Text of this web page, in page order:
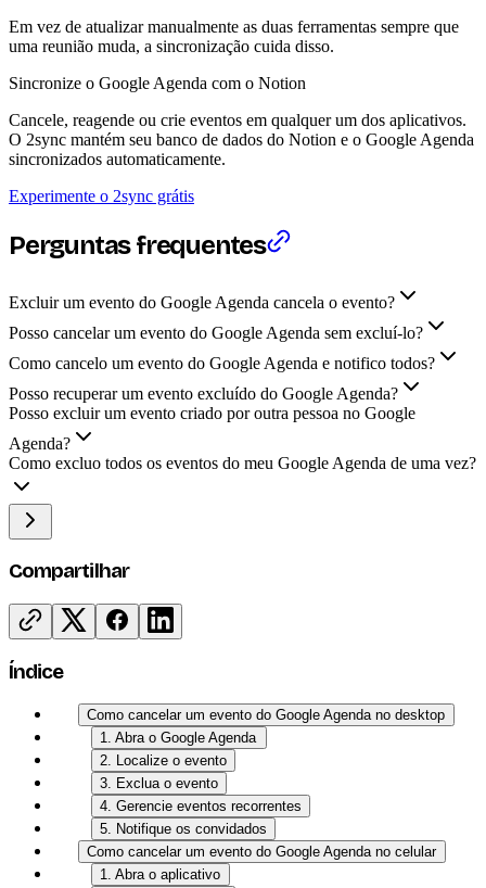
Em vez de atualizar manualmente as duas ferramentas sempre que
uma reunião muda, a sincronização cuida disso.
Sincronize o Google Agenda com o Notion
Cancele, reagende ou crie eventos em qualquer um dos aplicativos.
O 2sync mantém seu banco de dados do Notion e o Google Agenda
sincronizados automaticamente.
Experimente o 2sync grátis
Perguntas frequentes
Excluir um evento do Google Agenda cancela o evento?
Posso cancelar um evento do Google Agenda sem excluí-lo?
Como cancelo um evento do Google Agenda e notifico todos?
Posso recuperar um evento excluído do Google Agenda?
Posso excluir um evento criado por outra pessoa no Google
Agenda?
Como excluo todos os eventos do meu Google Agenda de uma vez?
Compartilhar
Índice
Como cancelar um evento do Google Agenda no desktop
1. Abra o Google Agenda
2. Localize o evento
3. Exclua o evento
4. Gerencie eventos recorrentes
5. Notifique os convidados
Como cancelar um evento do Google Agenda no celular
1. Abra o aplicativo